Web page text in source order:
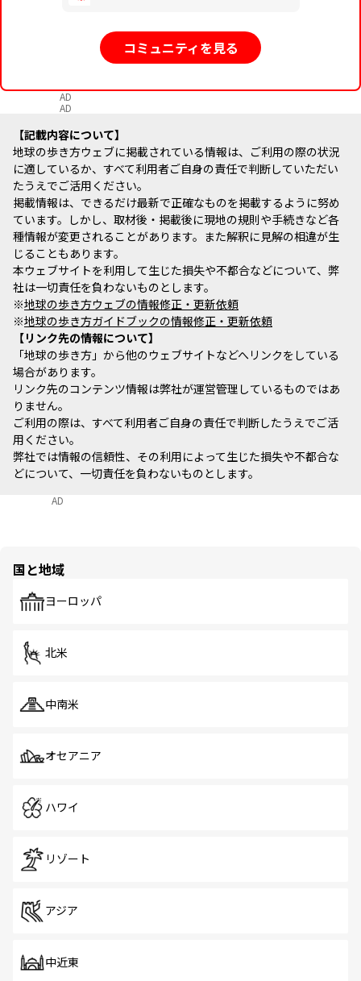
コミュニティを見る
AD
AD
記載内容について
地球の歩き方ウェブに掲載されている情報は、ご利用の際の状況
に適しているか、すべて利用者ご自身の責任で判断していただい
たうえでご活用ください。
掲載情報は、できるだけ最新で正確なものを掲載するように努め
ています。しかし、取材後・掲載後に現地の規則や手続きなど各
種情報が変更されることがあります。また解釈に見解の相違が生
じることもあります。
本ウェブサイトを利用して生じた損失や不都合などについて、弊
社は一切責任を負わないものとします。
※地球の歩き方ウェブの情報修正・更新依頼
※地球の歩き方ガイドブックの情報修正・更新依頼
リンク先の情報について
「地球の歩き方」から他のウェブサイトなどへリンクをしている
場合があります。
リンク先のコンテンツ情報は弊社が運営管理しているものではあ
りません。
ご利用の際は、すべて利用者ご自身の責任で判断したうえでご活
用ください。
弊社では情報の信頼性、その利用によって生じた損失や不都合な
どについて、一切責任を負わないものとします。
AD
国と地域
ヨーロッパ
北米
中南米
オセアニア
ハワイ
リゾート
アジア
中近東